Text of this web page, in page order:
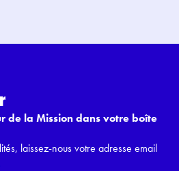
de la Mission dans votre boîte
laissez-nous votre adresse email